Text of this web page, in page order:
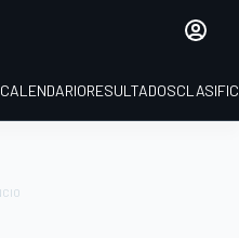
CALENDARIORESULTADOS